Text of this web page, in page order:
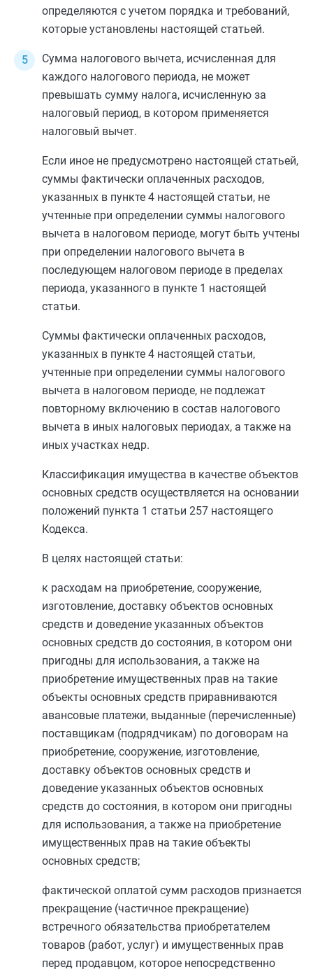
определяются с учетом порядка и требований,
которые установлены настоящей статьей.
Сумма налогового вычета, исчисленная для
каждого налогового периода, не может
превышать сумму налога, исчисленную за
налоговый период, в котором применяется
налоговый вычет.
Если иное не предусмотрено настоящей статьей,
суммы фактически оплаченных расходов,
указанных в пункте 4 настоящей статьи, не
учтенные при определении суммы налогового
вычета в налоговом периоде, могут быть учтены
при определении налогового вычета в
последующем налоговом периоде в пределах
периода, указанного в пункте 1 настоящей
статьи.
Суммы фактически оплаченных расходов,
указанных в пункте 4 настоящей статьи,
учтенные при определении суммы налогового
вычета в налоговом периоде, не подлежат
повторному включению в состав налогового
вычета в иных налоговых периодах, а также на
иных участках недр.
Классификация имущества в качестве объектов
основных средств осуществляется на основании
положений пункта 1 статьи 257 настоящего
Кодекса.
В целях настоящей статьи:
к расходам на приобретение, сооружение,
изготовление, доставку объектов основных
средств и доведение указанных объектов
основных средств до состояния, в котором они
пригодны для использования, а также на
приобретение имущественных прав на такие
объекты основных средств приравниваются
авансовые платежи, выданные (перечисленные)
поставщикам (подрядчикам) по договорам на
приобретение, сооружение, изготовление,
доставку объектов основных средств и
доведение указанных объектов основных
средств до состояния, в котором они пригодны
для использования, а также на приобретение
имущественных прав на такие объекты
основных средств;
фактической оплатой сумм расходов признается
прекращение (частичное прекращение)
встречного обязательства приобретателем
товаров (работ, услуг) и имущественных прав
перед продавцом, которое непосредственно